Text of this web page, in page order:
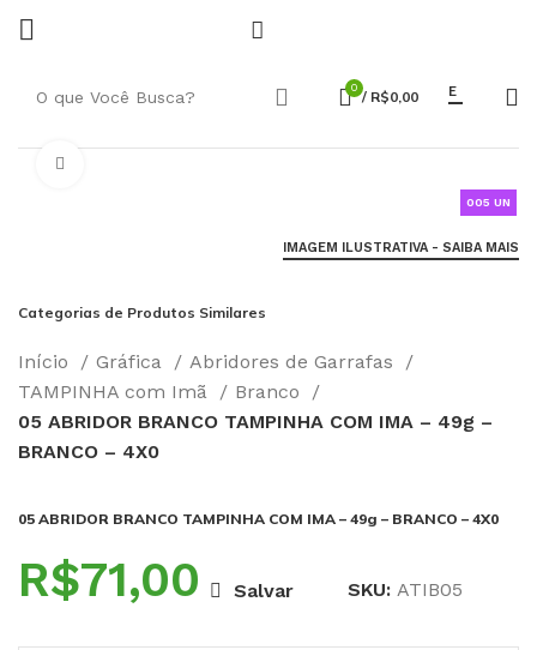
0 / R$0,00 E
005 UN
IMAGEM ILUSTRATIVA - SAIBA MAIS
Categorias de Produtos Similares
Início Gráfica
Abridores de Garrafas
TAMPINHA com Imã
Branco
05 ABRIDOR BRANCO TAMPINHA COM IMA – 49g –
BRANCO – 4X0
05 ABRIDOR BRANCO TAMPINHA COM IMA – 49g – BRANCO – 4X0
R$ Salvar SKU:ATIB05